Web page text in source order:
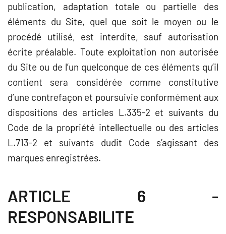
publication, adaptation totale ou partielle des
éléments du Site, quel que soit le moyen ou le
procédé utilisé, est interdite, sauf autorisation
écrite préalable. Toute exploitation non autorisée
du Site ou de l’un quelconque de ces éléments qu’il
contient sera considérée comme constitutive
d’une contrefaçon et poursuivie conformément aux
dispositions des articles L.335-2 et suivants du
Code de la propriété intellectuelle ou des articles
L.713-2 et suivants dudit Code s’agissant des
marques enregistrées.
ARTICLE 6 -
RESPONSABILITE